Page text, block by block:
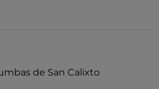
de San Calixto